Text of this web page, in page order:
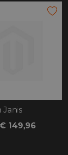
Janis
€ 149,96